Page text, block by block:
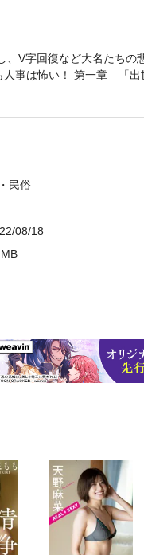
、V字回復など大名たち
人事は怖い！ 第一章 「
——高取藩植村家 第三章
民俗
08/18